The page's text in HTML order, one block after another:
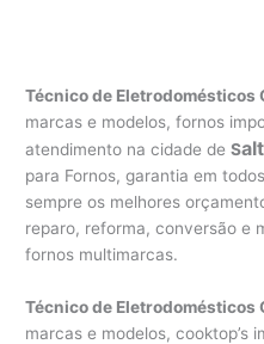
Técnico de Eletrodomésticos
marcas e modelos, fornos
atendimento na cidade deS
para Fornos, garantia em
sempre os melhores
reparo, reforma, conversão e
fornos multimarcas.
Técnico de Eletrodomésticos
marcas e modelos, cooktop’s